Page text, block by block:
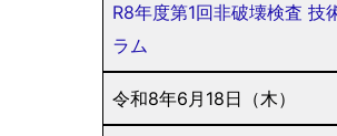
R8年度第1回非破壊検査 技
ラム
令和8年6月18日（木）